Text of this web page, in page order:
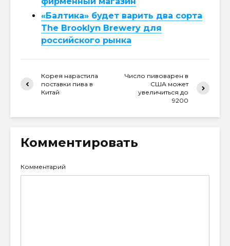
«Балтика» будет варить два сорта
The Brooklyn Brewery для
российского рынка
Корея нарастила
поставки пива в
Китай
Число пивоварен в
США может
увеличиться до
9200
Комментировать
Комментарий